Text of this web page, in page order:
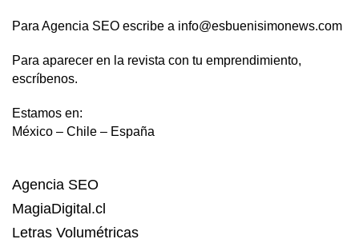
Para Agencia SEO escribe a info@esbuenisimonews.com
Para aparecer en la revista con tu emprendimiento,
escríbenos.
Estamos en:
México – Chile – España
Agencia SEO
MagiaDigital.cl
Letras Volumétricas